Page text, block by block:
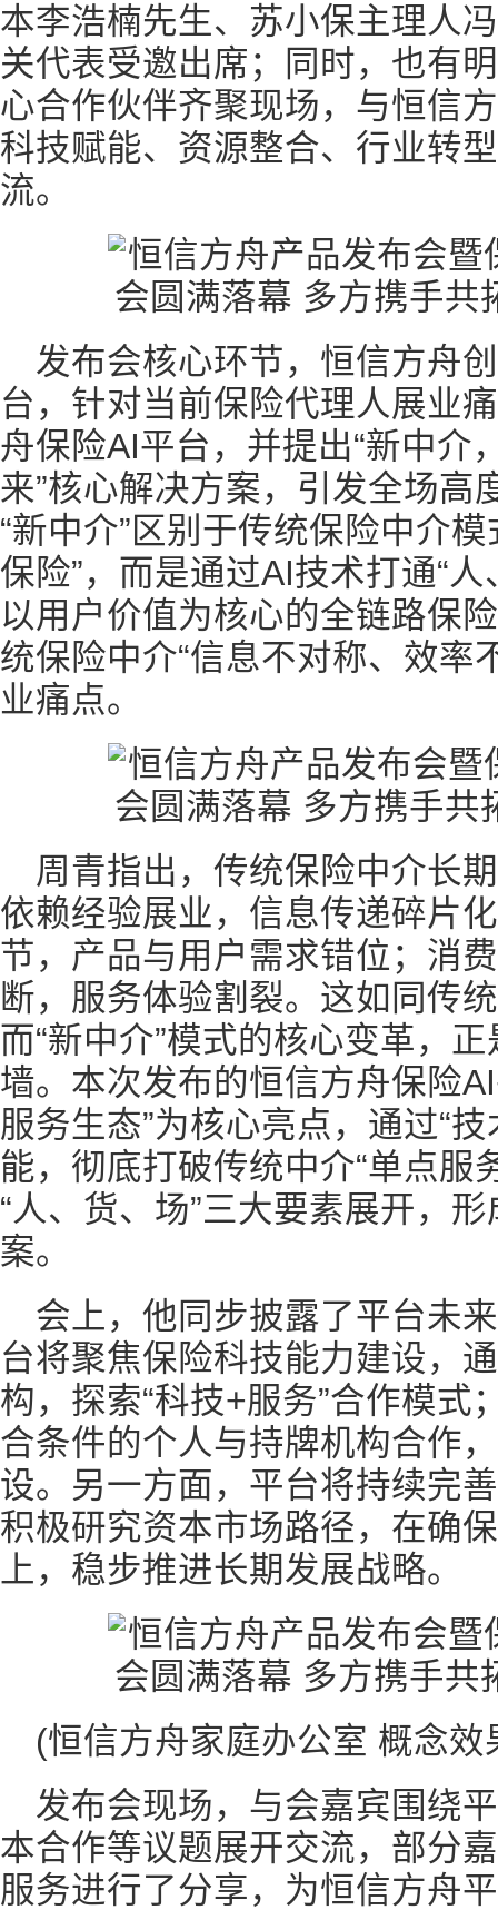
本李浩楠先生、苏小保主理人
关代表受邀出席；同时，也有
心合作伙伴齐聚现场，与恒信
科技赋能、资源整合、行业转
流。
发布会核心环节，恒信方舟
台，针对当前保险代理人展业
舟保险AI平台，并提出“新中介
来”核心解决方案，引发全场高
“新中介”区别于传统保险中介
保险”，而是通过AI技术打通“
以用户价值为核心的全链路保
统保险中介“信息不对称、效率
业痛点。
周青指出，传统保险中介长
依赖经验展业，信息传递碎片
节，产品与用户需求错位；消
断，服务体验割裂。这如同传
而“新中介”模式的核心变革，
墙。本次发布的恒信方舟保险
服务生态”为核心亮点，通过“
能，彻底打破传统中介“单点服
“人、货、场”三大要素展开，
案。
会上，他同步披露了平台未
台将聚焦保险科技能力建设，
构，探索“科技+服务”合作模式
合条件的个人与持牌机构合作
设。另一方面，平台将持续完
积极研究资本市场路径，在确
上，稳步推进长期发展战略。
(恒信方舟家庭办公室 概念效
发布会现场，与会嘉宾围绕
本合作等议题展开交流，部分
服务进行了分享，为恒信方舟